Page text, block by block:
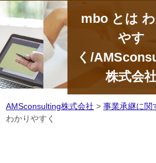
mbo とは
やす
く/
株式会
AMSconsulting株式会社 > 事業承継に関
わかりやすく